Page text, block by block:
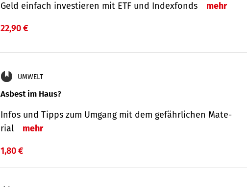
Geld einfach investieren mit ETF und Indexfonds mehr
22,90 €
UMWELT
Asbest im Haus?
Infos und Tipps zum Um­gang mit dem ge­fähr­lichen Mate­
rial
mehr
1,80 €